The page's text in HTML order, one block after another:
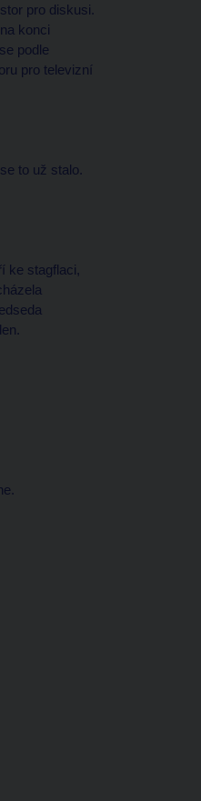
pro diskusi.
konci
podle
pro televizní
to už stalo.
ke stagflaci,